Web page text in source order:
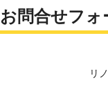
お問合せフォ
リ